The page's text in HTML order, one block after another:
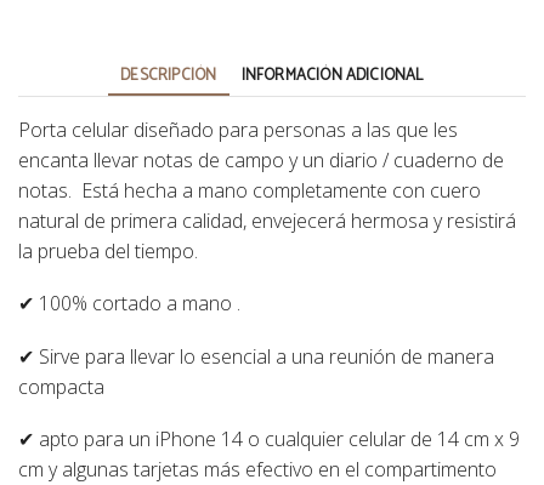
DESCRIPCIÓN INFORMACIÓN ADICIONAL
Porta celular diseñado para personas a las que les
encanta llevar notas de campo y un diario / cuaderno de
notas. Está hecha a mano completamente con cuero
natural de primera calidad, envejecerá hermosa y resistirá
la prueba del tiempo.
✔ 100% cortado a mano .
✔ Sirve para llevar lo esencial a una reunión de manera
compacta
✔ apto para un iPhone 14 o cualquier celular de 14 cm x 9
cm y algunas tarjetas más efectivo en el compartimento